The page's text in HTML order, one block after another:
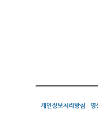
개인정보처리방침 영